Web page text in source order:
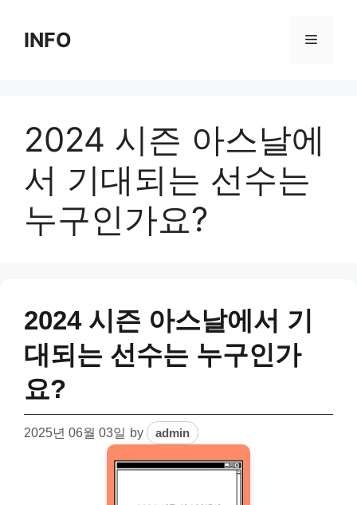
contentINFO Menu
2024 시즌 아스날에
서 기대되는 선수는
누구인가요?
2024 시즌 아스날에서 기
대되는 선수는 누구인가
요?
2025년 06월 03일 by admin